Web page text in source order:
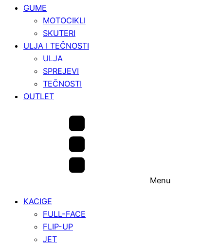
GUME
MOTOCIKLI
SKUTERI
ULJA I TEČNOSTI
ULJA
SPREJEVI
TEČNOSTI
OUTLET
Menu
KACIGE
FULL-FACE
FLIP-UP
JET